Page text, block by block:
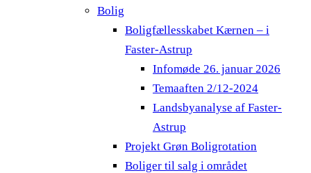
Bolig
Boligfællesskabet Kærnen – i
Faster-Astrup
Infomøde 26. januar 2026
Temaaften 2/12-2024
Landsbyanalyse af Faster-
Astrup
Projekt Grøn Boligrotation
Boliger til salg i området